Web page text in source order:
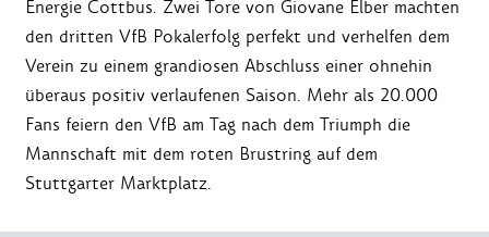
Energie Cottbus. Zwei Tore von Giovane Elber machten
den dritten VfB Pokalerfolg perfekt und verhelfen dem
Verein zu einem grandiosen Abschluss einer ohnehin
überaus positiv verlaufenen Saison. Mehr als 20.000
Fans feiern den VfB am Tag nach dem Triumph die
Mannschaft mit dem roten Brustring auf dem
Stuttgarter Marktplatz.